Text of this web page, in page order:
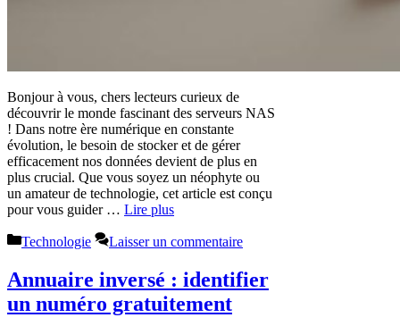
Bonjour à vous, chers lecteurs curieux de
découvrir le monde fascinant des serveurs NAS
! Dans notre ère numérique en constante
évolution, le besoin de stocker et de gérer
efficacement nos données devient de plus en
plus crucial. Que vous soyez un néophyte ou
un amateur de technologie, cet article est conçu
pour vous guider … Lire plus
Catégories
Technologie Laisser un commentaire
Annuaire inversé : identifier
un numéro gratuitement